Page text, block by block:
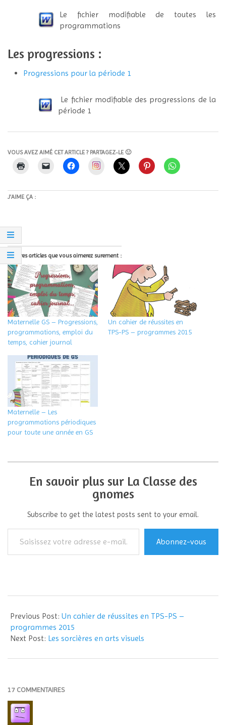
Le fichier modifiable de toutes les
programmations
Les progressions :
Progressions pour la période 1
Le fichier modifiable des progressions de la
période 1
VOUS AVEZ AIMÉ CET ARTICLE ? PARTAGEZ-LE 🙂
Instagram
J’AIME ÇA :
D'autres articles que vous aimerez surement :
Maternelle GS – Progressions,
programmations, emploi du
temps, cahier journal
Un cahier de réussites en
TPS-PS – programmes 2015
Maternelle – Les
programmations périodiques
pour toute une année en GS
En savoir plus sur La Classe des
gnomes
Subscribe to get the latest posts sent to your email.
votre
adresse
Abonnez-vous
09-
Previous Post: Un cahier de réussites en TPS-PS –
programmes 2015
Next Post: Les sorcières en arts visuels
17 COMMENTAIRES